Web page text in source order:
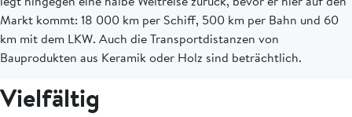
Markt kommt: 18 000 km per Schiff, 500 km per Bahn und 60
km mit dem LKW. Auch die Transportdistanzen von
Bauprodukten aus Keramik oder Holz sind beträchtlich.
Vielfältig